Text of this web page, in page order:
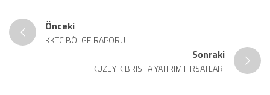
Önceki
KKTC BÖLGE RAPORU
Sonraki
KUZEY KIBRIS'TA YATIRIM FIRSATLARI